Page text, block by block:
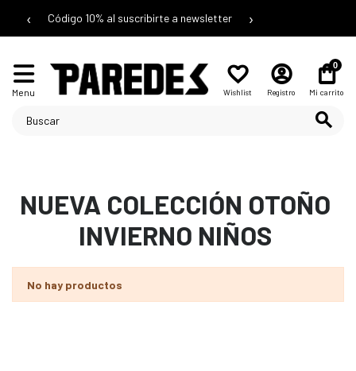
‹ Código 10% al suscribirte a newsletter ›
Menu Wishlist Registro
0
Mi carrito
NUEVA COLECCIÓN OTOÑO
INVIERNO NIÑOS
No hay productos